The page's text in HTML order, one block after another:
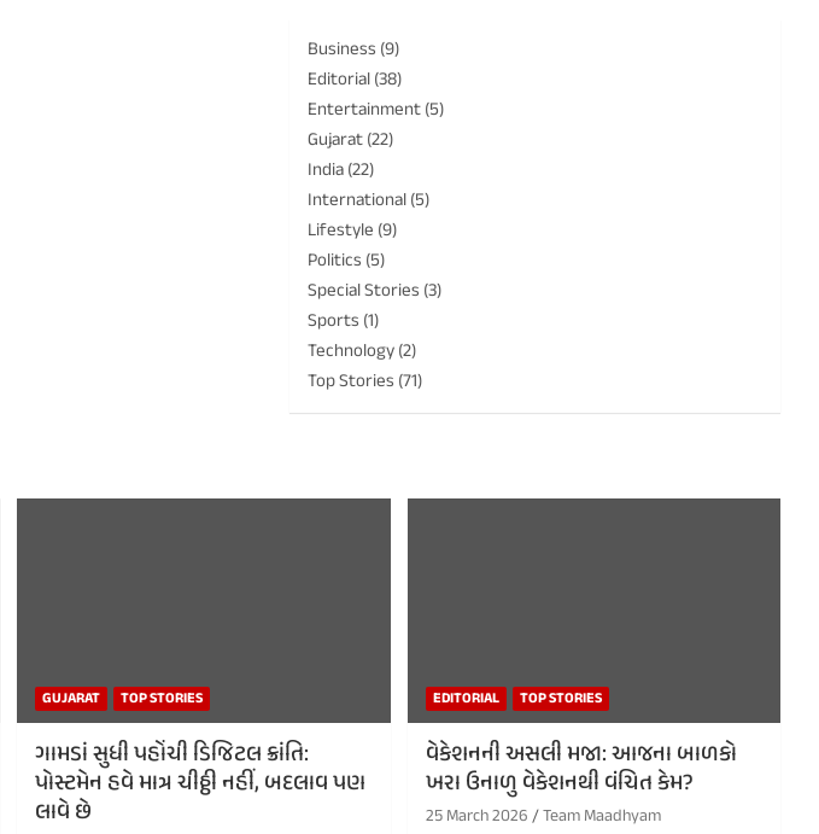
Business (9)
Editorial(38)
Entertainment(5)
Gujarat(22)
India(22)
International(5)
Lifestyle (9)
Politics (5)
Special Stories (3)
Sports (1)
Technology(2)
Top Stories (71)
GUJARAT TOP STORIES
ગામડાં સુધી પહોંચી ડિજિટલ ક્રાંતિ:
પોસ્ટમેન હવે માત્ર ચીઠ્ઠી નહીં, બદલાવ પણ
લાવે છે
EDITORIAL TOP STORIES
વેકેશનની અસલી મજા: આજના બાળકો
ખરા ઉનાળુ વેકેશનથી વંચિત કેમ?
25 March 2026 Team Maadhyam